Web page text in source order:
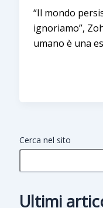
“Il mondo
ignoriamo”,
umano è una
Cerca nel sito
Ultimi